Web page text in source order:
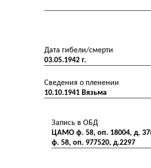
Дата гибели/смерти
03.05.1942 г.
Сведения о пленении
10.10.1941 Вязьма
Запись в ОБД
ЦАМО ф. 58, оп. 18004, д.
ф. 58, оп. 977520, д.2297